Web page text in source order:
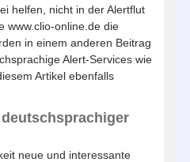
helfen, nicht in der Alertflut
www.clio-online.de die
in einem anderen Beitrag
Alert-Services wie
Artikel ebenfalls
neue und interessante